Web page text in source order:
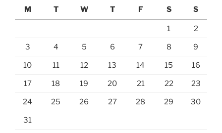
M
T W T F S S
1 2
3 4 5 6 7 8 9
10 11 12 13 14 15 16
17 18 19 20 21 22 23
24 25 26 27 28 29 30
31